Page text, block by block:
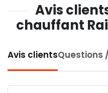
Avis
chauffant
Avis clientsQuestions